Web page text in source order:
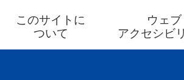
このサイトに
ついて
ウェブ
アクセシビ